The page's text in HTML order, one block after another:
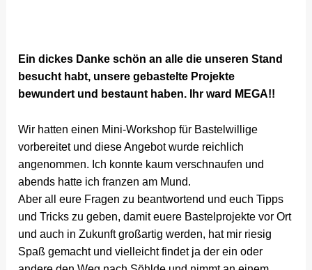
Ein dickes Danke schön an alle die unseren Stand
besucht habt, unsere gebastelte Projekte
bewundert und bestaunt haben. Ihr ward MEGA!!
Wir hatten einen Mini-Workshop für Bastelwillige
vorbereitet und diese Angebot wurde reichlich
angenommen. Ich konnte kaum verschnaufen und
abends hatte ich franzen am Mund.
Aber all eure Fragen zu beantwortend und euch Tipps
und Tricks zu geben, damit euere Bastelprojekte vor Ort
und auch in Zukunft großartig werden, hat mir riesig
Spaß gemacht und vielleicht findet ja der ein oder